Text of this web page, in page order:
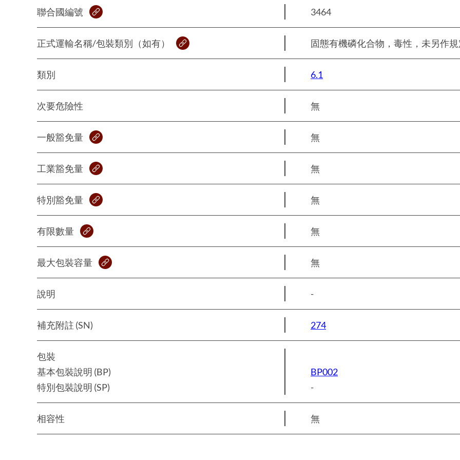
聯合國編號 3464
正式運輸名稱/包裝類別（如有） 固態有機磷化合物，毒性，未另作規
類別 6.1
次要危險性 無
一般豁免量 無
工業豁免量 無
特別豁免量 無
有限數量 無
最大包裝容量 無
說明 -
補充附註 (SN) 274
包裝
基本包裝說明 (BP)
BP002
特別包裝說明 (SP)
-
相容性 無